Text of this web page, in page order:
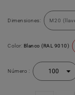
Dimensiones:
Color: Blanco (RAL 9010)
Número :